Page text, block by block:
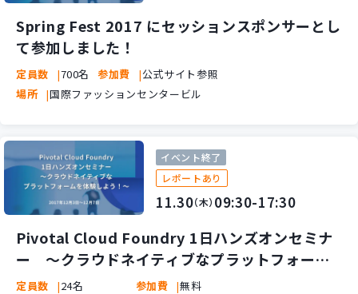
Spring Fest 2017 にセッションスポンサーとし
て参加しました！
定員数 700名 参加費
公式サイト参照
場所
国際ファッションセンタービル
イベント終了
レポートあり
11.30（木） 09:30-17:30
Pivotal Cloud Foundry 1日ハンズオンセミナ
ー ～クラウドネイティブなプラットフォーム
を体験しよう！～
定員数 24名 参加費
無料